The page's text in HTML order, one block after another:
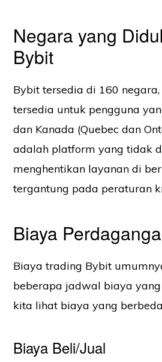
Negara yang
Bybit
Bybit tersedia di 160
tersedia untuk pengguna
dan Kanada (Quebec dan
adalah platform yang tidak
menghentikan layanan di
tergantung pada peraturan
Biaya
Biaya trading Bybit
beberapa jadwal biaya
kita lihat biaya yang
Biaya Beli/Jual